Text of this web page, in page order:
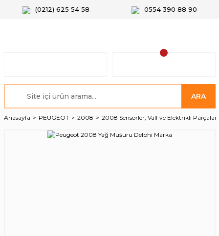
(0212) 625 54 58 0554 390 88 90
ARA
Anasayfa PEUGEOT 2008 2008 Sensörler, Valf ve Elektrikli Parçalar